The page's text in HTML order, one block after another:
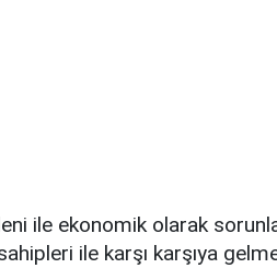
ile ekonomik olarak
ile karşı karşıya